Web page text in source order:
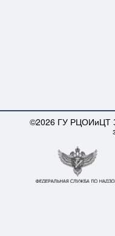
©2026 ГУ РЦОИиЦТ